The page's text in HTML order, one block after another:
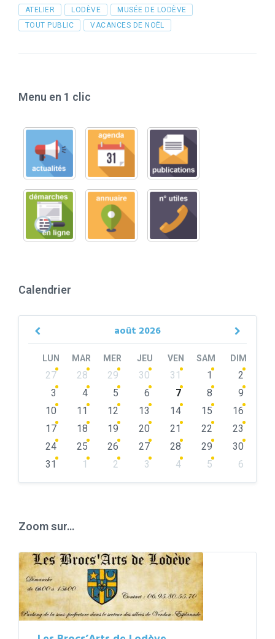
Tags
ATELIER LODÈVE
MUSÉE DE LODÈVE
TOUT PUBLIC
VACANCES DE NOËL
Menu en 1 clic
Calendrier
août 2026
Previous
LUN MAR MER JEU VEN SAM DIM
Skip
calendar
27 28 29 30 31 1
2
3
4 5 6 7 8
9
10
11 12 13 14 15
16
17
18 19 20 21 22
23
24
25 26 27 28 29
30
31
1 2 3 4 5
6
Zoom sur…